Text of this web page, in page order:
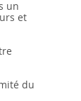
un
et
du